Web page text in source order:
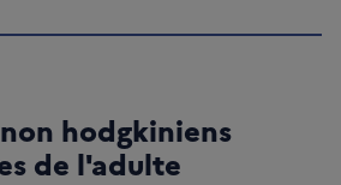
hodgkiniens
de l'adulte